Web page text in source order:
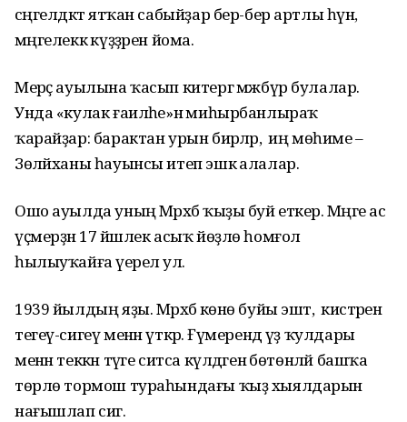
сәңгелдәктә ятҡан сабыйҙар бер-бер артлы һүнә,
мәңгелеккә күҙҙәрен йома.
Мерәҫ ауылына ҡасып китергә мәжбүр булалар.
Унда «кулак ғаиләһе»нә миһырбанлыраҡ
ҡарайҙар: барактан урын бирәләр, ә иң мөһиме –
Зөләйханы һауынсы итеп эшкә алалар.
Ошо ауылда уның Мәрхәбә ҡыҙы буй еткерә. Мәңге ас
үҫмерҙән 17 йәшлек асыҡ йөҙлө һомғол
һылыуҡайға әүерелә ул.
1939 йылдың яҙы. Мәрхәбә көнө буйы эштә, ә кистәрен
тегеү-сигеү менән үткәрә. Ғүмерендә үҙ ҡулдары
менән теккән тәүге ситса күлдәгенә бөтөнләй башҡа
төрлө тормош тураһындағы ҡыҙ хыялдарын
нағышлап сигә.